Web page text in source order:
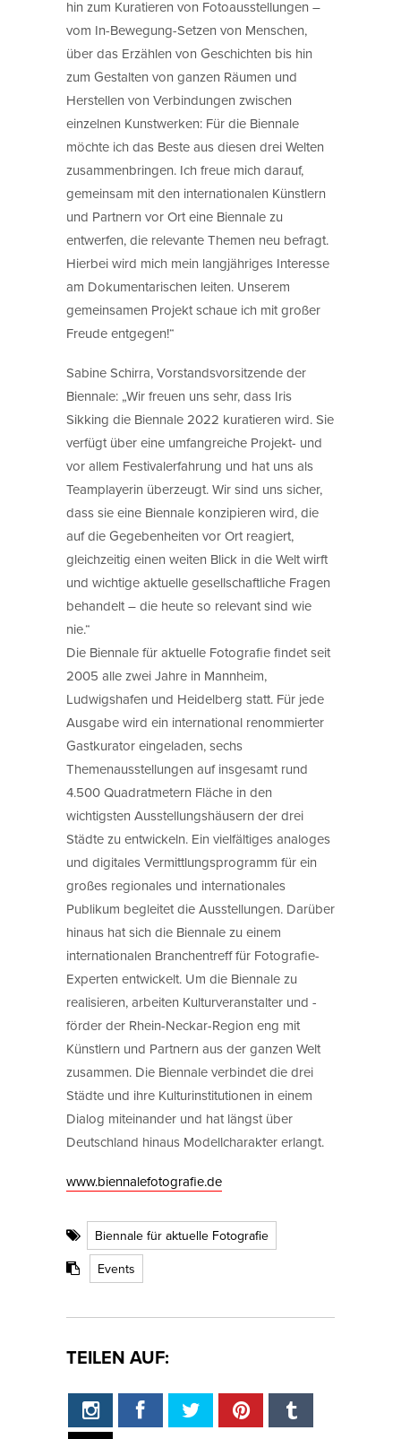
hin zum Kuratieren von Fotoausstellungen –
vom In-Bewegung-Setzen von Menschen,
über das Erzählen von Geschichten bis hin
zum Gestalten von ganzen Räumen und
Herstellen von Verbindungen zwischen
einzelnen Kunstwerken: Für die Biennale
möchte ich das Beste aus diesen drei Welten
zusammenbringen. Ich freue mich darauf,
gemeinsam mit den internationalen Künstlern
und Partnern vor Ort eine Biennale zu
entwerfen, die relevante Themen neu befragt.
Hierbei wird mich mein langjähriges Interesse
am Dokumentarischen leiten. Unserem
gemeinsamen Projekt schaue ich mit großer
Freude entgegen!“
Sabine Schirra, Vorstandsvorsitzende der
Biennale: „Wir freuen uns sehr, dass Iris
Sikking die Biennale 2022 kuratieren wird. Sie
verfügt über eine umfangreiche Projekt- und
vor allem Festivalerfahrung und hat uns als
Teamplayerin überzeugt. Wir sind uns sicher,
dass sie eine Biennale konzipieren wird, die
auf die Gegebenheiten vor Ort reagiert,
gleichzeitig einen weiten Blick in die Welt wirft
und wichtige aktuelle gesellschaftliche Fragen
behandelt – die heute so relevant sind wie
nie.“
Die Biennale für aktuelle Fotografie findet seit
2005 alle zwei Jahre in Mannheim,
Ludwigshafen und Heidelberg statt. Für jede
Ausgabe wird ein international renommierter
Gastkurator eingeladen, sechs
Themenausstellungen auf insgesamt rund
4.500 Quadratmetern Fläche in den
wichtigsten Ausstellungshäusern der drei
Städte zu entwickeln. Ein vielfältiges analoges
und digitales Vermittlungsprogramm für ein
großes regionales und internationales
Publikum begleitet die Ausstellungen. Darüber
hinaus hat sich die Biennale zu einem
internationalen Branchentreff für Fotografie-
Experten entwickelt. Um die Biennale zu
realisieren, arbeiten Kulturveranstalter und -
förder der Rhein-Neckar-Region eng mit
Künstlern und Partnern aus der ganzen Welt
zusammen. Die Biennale verbindet die drei
Städte und ihre Kulturinstitutionen in einem
Dialog miteinander und hat längst über
Deutschland hinaus Modellcharakter erlangt.
www.biennalefotografie.de
Biennale für aktuelle Fotografie
Events
TEILEN AUF: